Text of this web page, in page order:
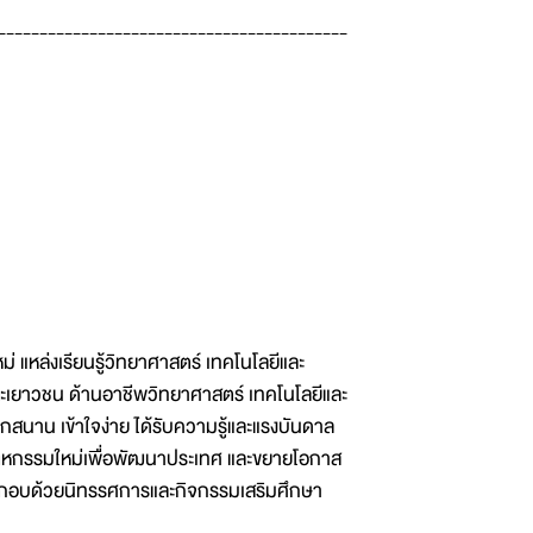
หล่งเรียนรู้วิทยาศาสตร์ เทคโนโลยีและ
ยาวชน ด้านอาชีพวิทยาศาสตร์ เทคโนโลยีและ
าน เข้าใจง่าย ได้รับความรู้และแรงบันดาล
รมใหม่เพื่อพัฒนาประเทศ และขยายโอกาส
บด้วยนิทรรศการและกิจกรรมเสริมศึกษา